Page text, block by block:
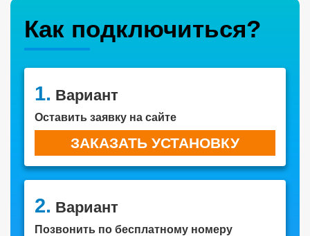
Как подключиться?
1. Вариант
Оставить заявку на сайте
ЗАКАЗАТЬ УСТАНОВКУ
2. Вариант
Позвонить по бесплатному номеру